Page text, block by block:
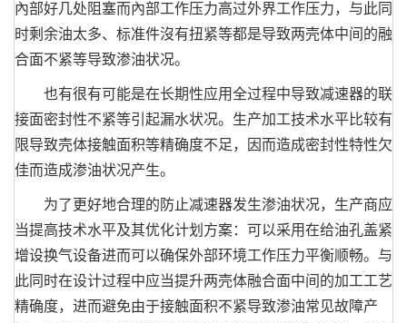
內部好几处阻塞而內部工作压力高过外界工作压力，与此同
时剩余油太多、标准件沒有扭紧等都是导致两壳体中间的融
合面不紧等导致渗油状况。
也有很有可能是在长期性应用全过程中导致减速器的联
接面密封性不紧等引起漏水状况。生产加工技术水平比较有
限导致壳体接触面积等精确度不足，因而造成密封性特性欠
佳而造成渗油状况产生。
为了更好地合理的防止减速器发生渗油状况，生产商应
当提高技术水平及其优化计划方案：可以采用在给油孔盖紧
增设换气设备进而可以确保外部环境工作压力平衡顺畅。与
此同时在设计过程中应当提升两壳体融合面中间的加工工艺
精确度，进而避免由于接触面积不紧导致渗油常见故障产